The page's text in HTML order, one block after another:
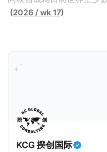
毕竟不少成员都是属于发
（OECD Global Forum）
尚待完善的CRS成员更好
成全球CRS制度的漏洞。
助一个发展中国家：塞舌
处以罚款的国家。2025年
版的CRS）的实体处以罚
ADGM的金融服务监管局
以总计61万迪拉姆（折合
因是它们违反了阿联酋的
《2022年FATCA条例》。 这两条条例在阿联酋落实了
CRS及FATCA要求，要求
集并报告外国账户持有人
行为。阿联酋签署的政府
(2026 / wk 17)
KCG 揆创国际